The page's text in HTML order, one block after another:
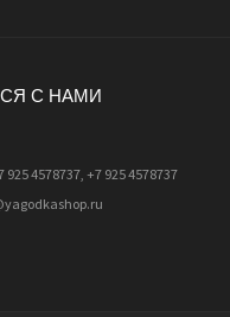
С НАМИ
4578737, +7 925 4578737